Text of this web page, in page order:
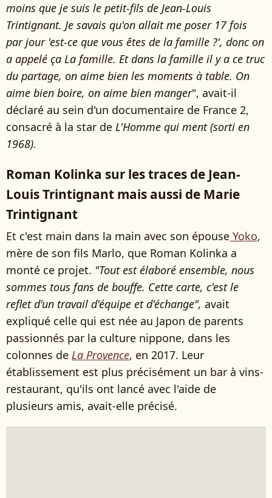
moins que je suis le petit-fils de Jean-Louis
Trintignant. Je savais qu'on allait me poser 17 fois
par jour 'est-ce que vous êtes de la famille ?', donc on
a appelé ça La famille. Et dans la famille il y a ce truc
du partage, on aime bien les moments à table. On
aime bien boire, on aime bien manger", avait-il
déclaré au sein d'un documentaire de France 2,
consacré à la star de L'Homme qui ment (sorti en
1968).
Roman Kolinka sur les traces de Jean-
Louis Trintignant mais aussi de Marie
Trintignant
Et c'est main dans la main avec son épouse Yoko,
mère de son fils Marlo, que Roman Kolinka a
monté ce projet. "Tout est élaboré ensemble, nous
sommes tous fans de bouffe. Cette carte, c'est le
reflet d'un travail d'équipe et d'échange", avait
expliqué celle qui est née au Japon de parents
passionnés par la culture nippone, dans les
colonnes de La Provence, en 2017. Leur
établissement est plus précisément un bar à vins-
restaurant, qu'ils ont lancé avec l'aide de
plusieurs amis, avait-elle précisé.